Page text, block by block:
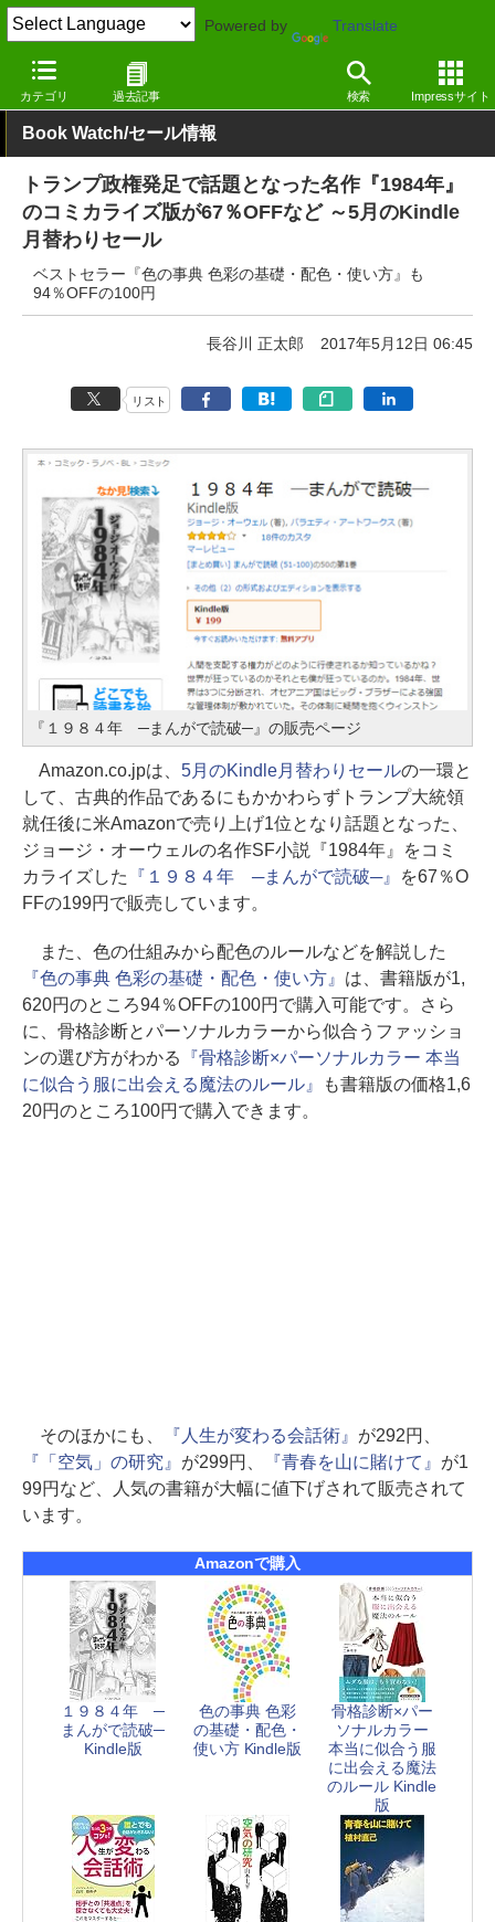
Powered by Translate
カテゴリ 過去記事 検索 Impressサイト
窓の杜 電子書籍・本
Book Watch/セール情報
トランプ政権発足で話題となった名作『1984年』
のコミカライズ版が67％OFFなど ～5月のKindle
月替わりセール
ベストセラー『色の事典 色彩の基礎・配色・使い方』も
94％OFFの100円
長谷川 正太郎 2017年5月12日 06:45
リスト
『１９８４年 ─まんがで読破─』の販売ページ
Amazon.co.jpは、 5月のKindle月替わりセールの一環と
して、古典的作品であるにもかかわらずトランプ大統領
就任後に米Amazonで売り上げ1位となり話題となった、
ジョージ・オーウェルの名作SF小説『1984年』をコミ
カライズした
『１９８４年 ─まんがで読破─』
を67％O
FFの199円で販売しています。
また、色の仕組みから配色のルールなどを解説した
『色の事典 色彩の基礎・配色・使い方』 は、書籍版が1,
620円のところ94％OFFの100円で購入可能です。さら
に、骨格診断とパーソナルカラーから似合うファッショ
ンの選び方がわかる
『骨格診断×パーソナルカラー 本当
に似合う服に出会える魔法のルール』
も書籍版の価格1,6
20円のところ100円で購入できます。
そのほかにも、 『人生が変わる会話術』 が292円、
『「空気」の研究』 が299円、 『青春を山に賭けて』 が1
99円など、人気の書籍が大幅に値下げされて販売されて
います。
Amazonで購入
１９８４年 ─
まんがで読破─
Kindle版
色の事典 色彩
の基礎・配色・
使い方 Kindle版
骨格診断×パー
ソナルカラー
本当に似合う服
に出会える魔法
のルール Kindle
版